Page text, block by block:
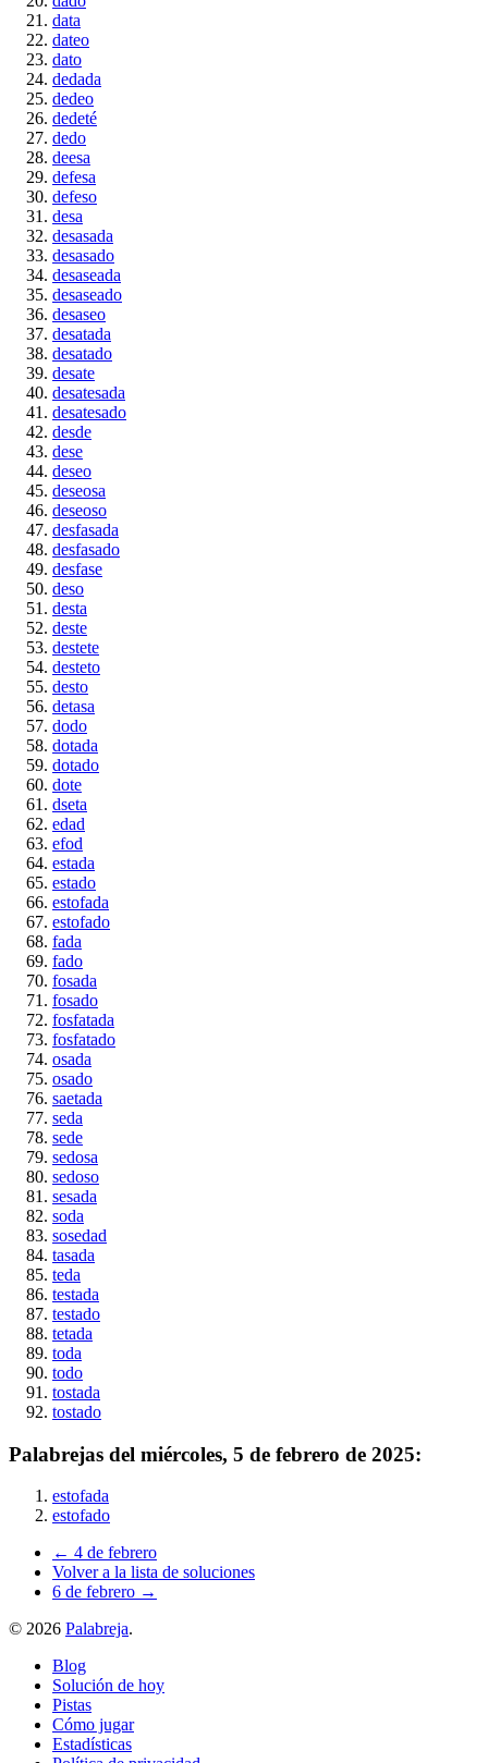
data
dateo
dato
dedada
dedeo
dedeté
dedo
deesa
defesa
defeso
desa
desasada
desasado
desaseada
desaseado
desaseo
desatada
desatado
desate
desatesada
desatesado
desde
dese
deseo
deseosa
deseoso
desfasada
desfasado
desfase
deso
desta
deste
destete
desteto
desto
detasa
dodo
dotada
dotado
dote
dseta
edad
efod
estada
estado
estofada
estofado
fada
fado
fosada
fosado
fosfatada
fosfatado
osada
osado
saetada
seda
sede
sedosa
sedoso
sesada
soda
sosedad
tasada
teda
testada
testado
tetada
toda
todo
tostada
tostado
Palabrejas del miércoles, 5 de febrero de 2025:
estofada
estofado
← 4 de febrero
Volver a la lista de soluciones
6 de febrero →
© 2026 Palabreja.
Blog
Solución de hoy
Pistas
Cómo jugar
Estadísticas